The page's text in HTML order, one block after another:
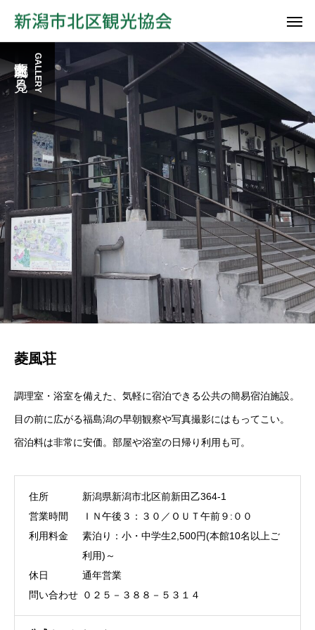
GALLERY
新潟市北区を見る
菱風荘
調理室・浴室を備えた、気軽に宿泊できる公共の簡易宿泊施設。
目の前に広がる福島潟の早朝観察や写真撮影にはもってこい。
宿泊料は非常に安価。部屋や浴室の日帰り利用も可。
住所
新潟県新潟市北区前新田乙364-1
営業時間
ＩＮ午後３：３０／ＯＵＴ午前９:００
利用料金
素泊り：小・中学生2,500円(本館10名以上ご
利用)～
休日
通年営業
問い合わせ ０２５－３８８－５３１４